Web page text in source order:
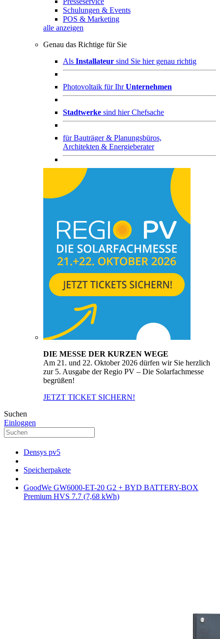
Schulungen & Events
POS & Marketing
alle anzeigen
Genau das Richtige für Sie
Als Installateur sind Sie hier genau richtig
Photovoltaik für IhrUnternehmen
Stadtwerke sind hier Chefsache
fürBauträger & Planungsbüros,
Architekten & Energieberater
DIE MESSE DER KURZEN WEGE
Am 21. und 22. Oktober 2026 dürfen wir Sie herzlich
zur 5. Ausgabe der Regio PV – Die Solarfachmesse
begrüßen!
JETZT TICKET SICHERN!
Suchen
Einloggen
Densys pv5
Speicherpakete
GoodWe GW6000-ET-20 G2 + BYD BATTERY-BOX
Premium HVS 7.7 (7,68 kWh)